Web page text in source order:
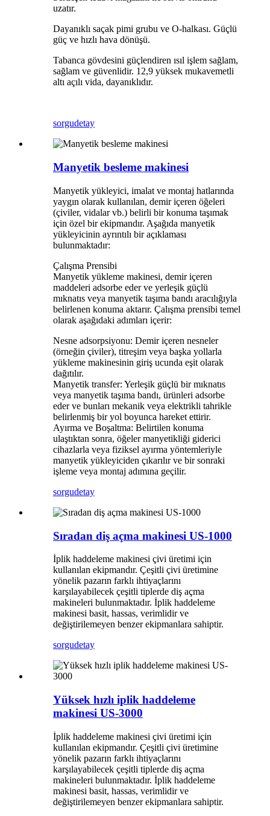
uzatır.
Dayanıklı saçak pimi grubu ve O-halkası. Güçlü
güç ve hızlı hava dönüşü.
Tabanca gövdesini güçlendiren ısıl işlem sağlam,
sağlam ve güvenlidir. 12,9 yüksek mukavemetli
altı açılı vida, dayanıklıdır.
sorgudetay
Manyetik besleme makinesi
Manyetik yükleyici, imalat ve montaj hatlarında
yaygın olarak kullanılan, demir içeren öğeleri
(çiviler, vidalar vb.) belirli bir konuma taşımak
için özel bir ekipmandır. Aşağıda manyetik
yükleyicinin ayrıntılı bir açıklaması
bulunmaktadır:
Çalışma Prensibi
Manyetik yükleme makinesi, demir içeren
maddeleri adsorbe eder ve yerleşik güçlü
mıknatıs veya manyetik taşıma bandı aracılığıyla
belirlenen konuma aktarır. Çalışma prensibi temel
olarak aşağıdaki adımları içerir:
Nesne adsorpsiyonu: Demir içeren nesneler
(örneğin çiviler), titreşim veya başka yollarla
yükleme makinesinin giriş ucunda eşit olarak
dağıtılır.
Manyetik transfer: Yerleşik güçlü bir mıknatıs
veya manyetik taşıma bandı, ürünleri adsorbe
eder ve bunları mekanik veya elektrikli tahrikle
belirlenmiş bir yol boyunca hareket ettirir.
Ayırma ve Boşaltma: Belirtilen konuma
ulaştıktan sonra, öğeler manyetikliği giderici
cihazlarla veya fiziksel ayırma yöntemleriyle
manyetik yükleyiciden çıkarılır ve bir sonraki
işleme veya montaj adımına geçilir.
sorgudetay
Sıradan diş açma makinesi US-1000
İplik haddeleme makinesi çivi üretimi için
kullanılan ekipmandır. Çeşitli çivi üretimine
yönelik pazarın farklı ihtiyaçlarını
karşılayabilecek çeşitli tiplerde diş açma
makineleri bulunmaktadır. İplik haddeleme
makinesi basit, hassas, verimlidir ve
değiştirilemeyen benzer ekipmanlara sahiptir.
sorgudetay
Yüksek hızlı iplik haddeleme
makinesi US-3000
İplik haddeleme makinesi çivi üretimi için
kullanılan ekipmandır. Çeşitli çivi üretimine
yönelik pazarın farklı ihtiyaçlarını
karşılayabilecek çeşitli tiplerde diş açma
makineleri bulunmaktadır. İplik haddeleme
makinesi basit, hassas, verimlidir ve
değiştirilemeyen benzer ekipmanlara sahiptir.